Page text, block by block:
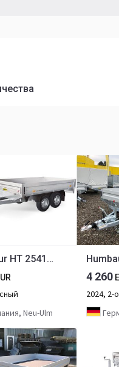
Humbaur HT 254121 Hochlader 2,5 to. 4100 x 2100 x 350 mm
Neu-Ulm
4 260
2024, 2-